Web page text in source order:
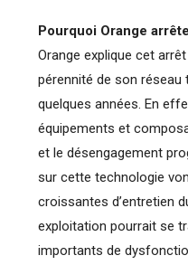
Pourquoi Orange
Orange explique cet
pérennité de son réseau
quelques années. En
équipements et
et le désengagement
sur cette technologie
croissantes d’entretien
exploitation pourrait se
importants de